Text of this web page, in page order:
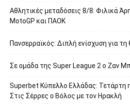
Αθλητικές μεταδόσεις 8/8: Φιλικά
MotoGP και ΠΑΟΚ
Πανσερραϊκός: Διπλή ενίσχυση για τη
Σε ομάδα της Super League 2 o Ζαν
Superbet Κύπελλο Ελλάδας: Τετάρτη
Στις Σέρρες ο Βόλος με τον Ηρακλή